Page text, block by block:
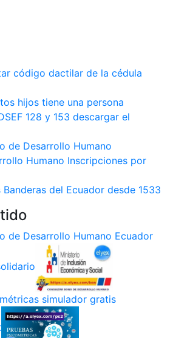
código dactilar de la cédula
hijos tiene una persona
128 y 153 descargar el
de Desarrollo Humano
Humano Inscripciones por
del Ecuador desde 1533
de Desarrollo Humano Ecuador
simulador gratis